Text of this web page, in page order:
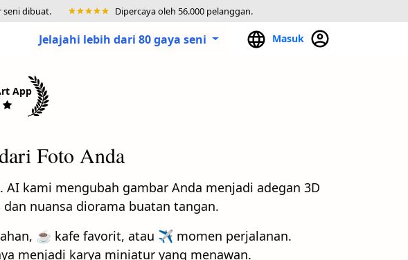
seni dibuat. Dipercaya oleh 56.000 pelanggan.
Masuk
Jelajahi lebih dari 80 gaya seni
App
Foto Anda
AI kami mengubah gambar Anda menjadi adegan 3D
nuansa diorama buatan tangan.
☕ kafe favorit, atau ✈️ momen perjalanan.
menjadi karya miniatur yang menawan.